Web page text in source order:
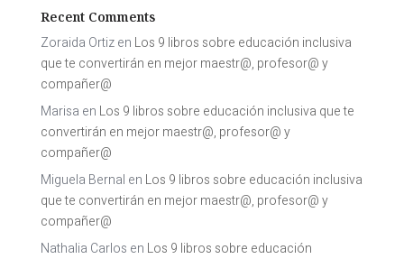
Recent Comments
Zoraida Ortizen Los 9 libros sobre educación inclusiva
que te convertirán en mejor maestr@, profesor@ y
compañer@
Marisa en Los 9 libros sobre educación inclusiva que te
convertirán en mejor maestr@, profesor@ y
compañer@
Miguela Bernal en Los 9 libros sobre educación inclusiva
que te convertirán en mejor maestr@, profesor@ y
compañer@
Nathalia Carlos en Los 9 libros sobre educación